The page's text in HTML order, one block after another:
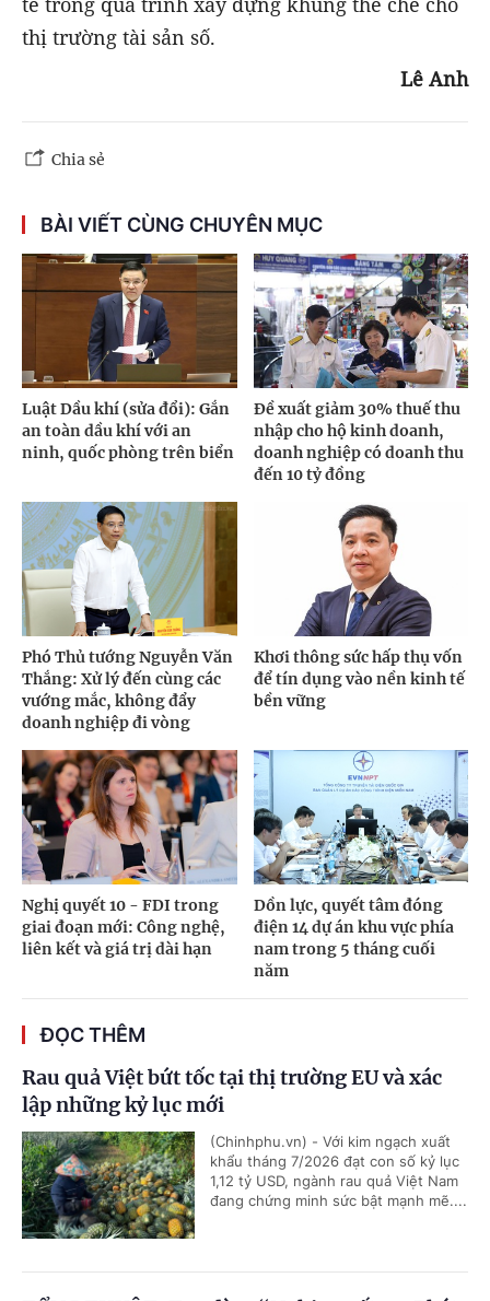
thị trường tài sản số.
Lê Anh
Chia sẻ
BÀI VIẾT CÙNG CHUYÊN MỤC
Luật Dầu khí (sửa đổi): Gắn
an toàn dầu khí với an
ninh, quốc phòng trên biển
Đề xuất giảm 30% thuế thu
nhập cho hộ kinh doanh,
doanh nghiệp có doanh thu
đến 10 tỷ đồng
Phó Thủ tướng Nguyễn Văn
Thắng: Xử lý đến cùng các
vướng mắc, không đẩy
doanh nghiệp đi vòng
Khơi thông sức hấp thụ vốn
để tín dụng vào nền kinh tế
bền vững
Nghị quyết 10 - FDI trong
giai đoạn mới: Công nghệ,
liên kết và giá trị dài hạn
Dồn lực, quyết tâm đóng
điện 14 dự án khu vực phía
nam trong 5 tháng cuối
năm
ĐỌC THÊM
Rau quả Việt bứt tốc tại thị trường EU và xác
lập những kỷ lục mới
(Chinhphu.vn) - Với kim ngạch xuất
khẩu tháng 7/2026 đạt con số kỷ lục
1,12 tỷ USD, ngành rau quả Việt Nam
đang chứng minh sức bật mạnh mẽ....